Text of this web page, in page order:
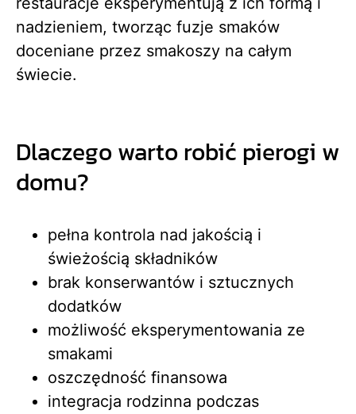
nadzieniem, tworząc fuzje smaków
doceniane przez smakoszy na całym
świecie.
Dlaczego warto robić pierogi w
domu?
pełna kontrola nad jakością i
świeżością składników
brak konserwantów i sztucznych
dodatków
możliwość eksperymentowania ze
smakami
oszczędność finansowa
integracja rodzinna podczas